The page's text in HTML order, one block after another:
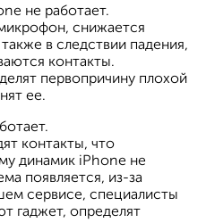
не работает.
снижается
в следствии падения,
контакты.
первопричину плохой
ее.
контакты, что
динамик iPhone не
появляется, из-за
сервисе, специалисты
гаджет, определят